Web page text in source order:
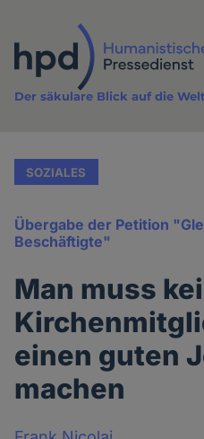
Inhalt
Der säkulare Blick auf die
SOZIALES
Übergabe der Petition
Beschäftigte"
Man muss
einen guten
machen